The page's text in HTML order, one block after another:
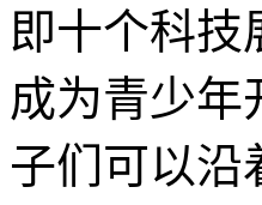
即十个科技
成为青少年
子们可以沿